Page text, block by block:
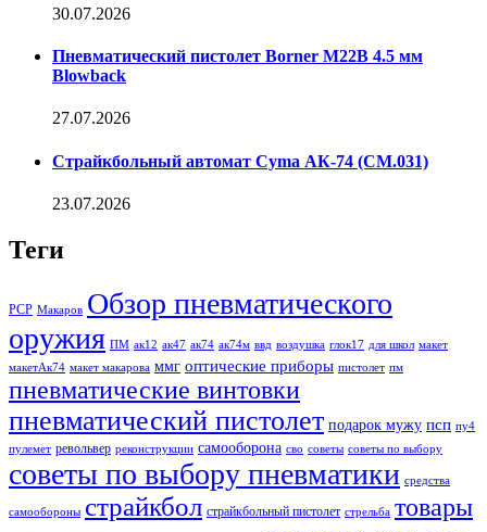
30.07.2026
Пневматический пистолет Borner M22B 4.5 мм
Blowback
27.07.2026
Страйкбольный автомат Cyma АК-74 (CM.031)
23.07.2026
Теги
PCP Макаров Обзор пневматического
оружия ПМ ак12 ак47 ак74 ак74м ввд воздушка глок17 для школ макет
макетАк74 макет макарова ммг оптические приборы пистолет пм
пневматические винтовки
пневматический пистолет подарок мужу псп пу4
пулемет револьвер реконструкции самооборона сво советы советы по выбору
советы по выбору пневматики средства
самообороны страйкбол страйкбольный пистолет стрельба товары